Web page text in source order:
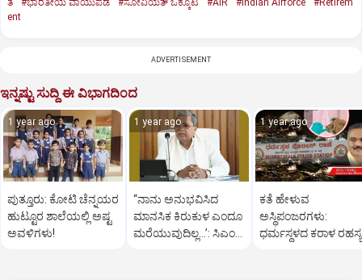
ತೆ
#ಭಾರತೀಯ ವಾಯುಪಡೆ #ಸೋವಿಯತ್‌ ಒಕ್ಕೂಟ #AIR #Indian Airforce
#Retirem
ent
ADVERTISEMENT
ಇನ್ನಷ್ಟು ಸುದ್ದಿ ಈ ವಿಭಾಗದಿಂದ
1 year ago
ಪುತ್ತೂರು: ಕೋಟಿ ಚೆನ್ನಯರ
ಹುಟ್ಟೂರ ಶಾಲೆಯಲ್ಲಿ ಅಷ್ಟ
ಅವಳಿಗಳು!
1 year ago
“ನಾನು ಅನುಭವಿಸಿದ
ಮಾನಸಿಕ ಕಿರುಕುಳ ಎಂದೂ
ಮರೆಯುವುದಿಲ್ಲ…’: ಸಿಎಂ
1 year ago
ಕತೆ ಹೇಳುವ
ಅಸ್ಥಿಪಂಜರಗಳು:
ಧರ್ಮಸ್ಥಳದ‌ ಕರಾಳ ರಹಸ್ಯ